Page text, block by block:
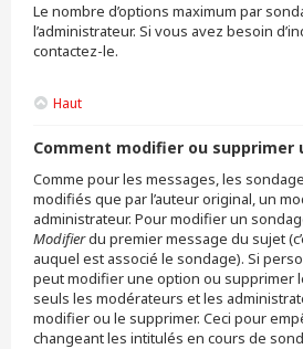
Le nombre d’options maximum par
l’administrateur. Si vous avez besoin
contactez-le.
Haut
Comment modifier ou supprimer
Comme pour les messages, les
modifiés que par l’auteur original, un
administrateur. Pour modifier un
Modifierdu premier message du sujet
auquel est associé le sondage). Si
peut modifier une option ou supprimer
seuls les modérateurs et les
modifier ou le supprimer. Ceci pour
changeant les intitulés en cours de